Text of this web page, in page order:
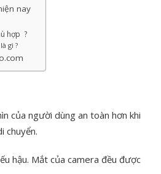
nay
hợp ?
gì ?
của người dùng an toàn hơn khi
chuyển.
hậu. Mắt của camera đều được